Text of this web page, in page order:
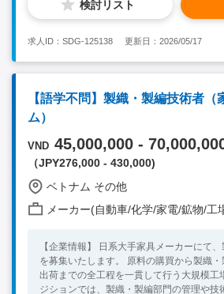
電気製品・電子業界経験者 ・電気系（アセ
識ある方 ・生産計画に強みをお持ちの方
検討リスト
求人ID：SDG-125138 更新日：2026/05/17
【語学不問】製織・製編技術者（
ム）
VND 45,000,000 -
（JPY276,000 - 430,000)
ベトナム その他
メーカー(自動車/化学/家電/鉱物/
【企業情報】 日系大手家具メーカーにて、製織・製編の技術者
を募集いたします。 原料の購買から製織・
出荷までの全工程を一貫して行う大規模工
ジションでは、製織・製編部門の管理や技